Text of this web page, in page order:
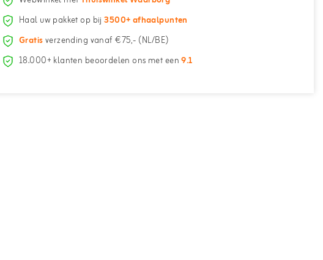
Haal uw pakket op bij3500+ afhaalpunten
Gratisverzending vanaf €75,- (NL/BE)
18.000+ klanten beoordelen ons met een9.1